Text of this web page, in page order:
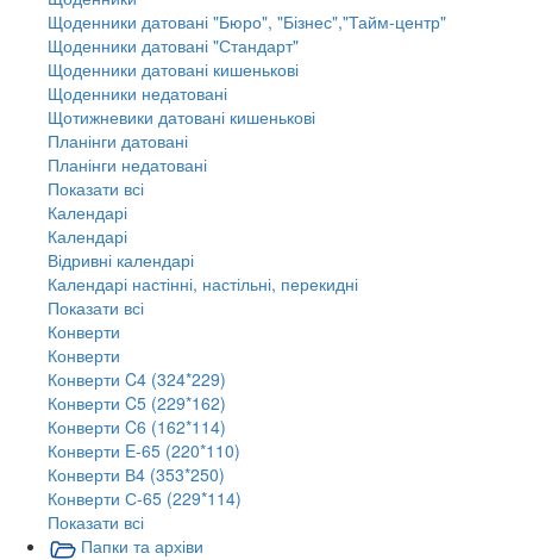
Щоденники датовані "Бюро", "Бізнес","Тайм-центр"
Щоденники датовані "Стандарт"
Щоденники датовані кишенькові
Щоденники недатовані
Щотижневики датовані кишенькові
Планінги датовані
Планінги недатовані
Показати всі
Календарі
Календарі
Відривні календарі
Календарі настінні, настільні, перекидні
Показати всі
Конверти
Конверти
Конверти C4 (324*229)
Конверти C5 (229*162)
Конверти C6 (162*114)
Конверти E-65 (220*110)
Конверти В4 (353*250)
Конверти С-65 (229*114)
Показати всі
Папки та архіви